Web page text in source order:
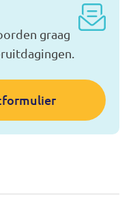
graag